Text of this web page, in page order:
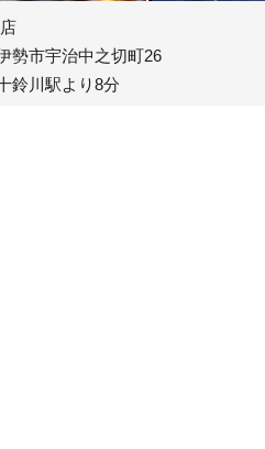
勢市宇治中之切町26
鈴川駅より8分